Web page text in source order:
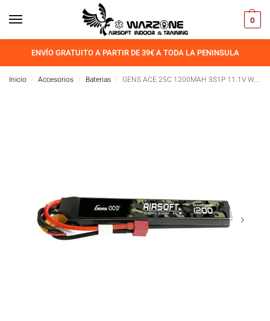
0
ENVÍO GRATUITO A PARTIR DE 39€ A TODA LA PENINSULA
Inicio / Accesorios / Baterias / GENS ACE 25C 1200MAH 3S1P 11.1V WITH T PLUG